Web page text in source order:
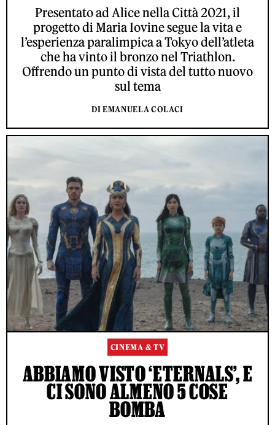
Presentato ad Alice nella Città 2021, il
progetto di Maria Iovine segue la vita e
l’esperienza paralimpica a Tokyo dell’atleta
che ha vinto il bronzo nel Triathlon.
Offrendo un punto di vista del tutto nuovo
sul tema
DI EMANUELA COLACI
CINEMA & TV
ABBIAMO VISTO ‘ETERNALS’, E
CI SONO ALMENO 5 COSE
BOMBA